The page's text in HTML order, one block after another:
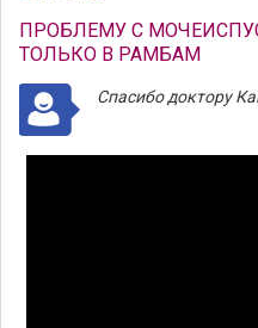
ПРОБЛЕМУ С
ТОЛЬКО В РАМБАМ
Спасибо доктору